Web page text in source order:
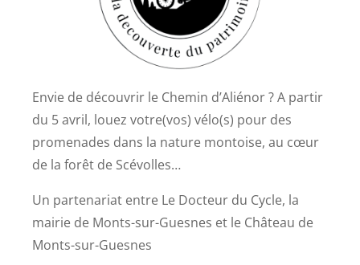
Envie de découvrir le Chemin d’Aliénor ? A partir
du 5 avril, louez votre(vos) vélo(s) pour des
promenades dans la nature montoise, au cœur
de la forêt de Scévolles…
Un partenariat entre Le Docteur du Cycle, la
mairie de Monts-sur-Guesnes et le Château de
Monts-sur-Guesnes